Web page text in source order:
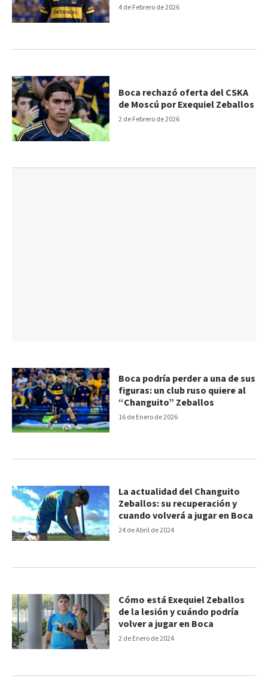
4 de Febrero de 2026
2 de Febrero de 2026
Boca rechazó oferta del CSKA
de Moscú por Exequiel Zeballos
16 de Enero de 2026
Boca podría perder a una de sus
figuras: un club ruso quiere al
“Changuito” Zeballos
24 de Abril de 2024
La actualidad del Changuito
Zeballos: su recuperación y
cuando volverá a jugar en Boca
2 de Enero de 2024
Cómo está Exequiel Zeballos
de la lesión y cuándo podría
volver a jugar en Boca